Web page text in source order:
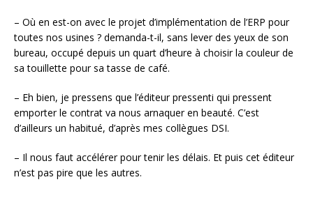
– Où en est-on avec le projet d’implémentation de l’ERP pour
toutes nos usines ? demanda-t-il, sans lever des yeux de son
bureau, occupé depuis un quart d’heure à choisir la couleur de
sa touillette pour sa tasse de café.
– Eh bien, je pressens que l’éditeur pressenti qui pressent
emporter le contrat va nous arnaquer en beauté. C’est
d’ailleurs un habitué, d’après mes collègues DSI.
– Il nous faut accélérer pour tenir les délais. Et puis cet éditeur
n’est pas pire que les autres.